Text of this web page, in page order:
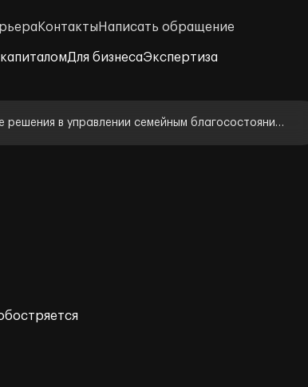
Контакты Написать обращение
Для бизнесаЭкспертиза
решения в управлении семейным благосостояние